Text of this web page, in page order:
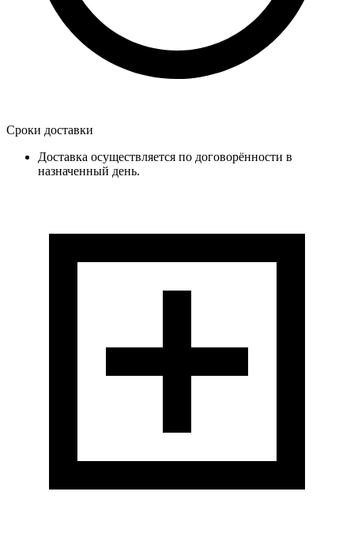
Сроки доставки
Доставка осуществляется по договорённости в
назначенный день.